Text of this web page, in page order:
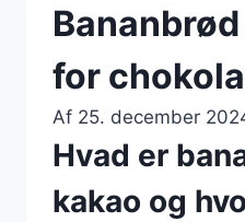
for
Af 25. december
Hvad er
kakao og